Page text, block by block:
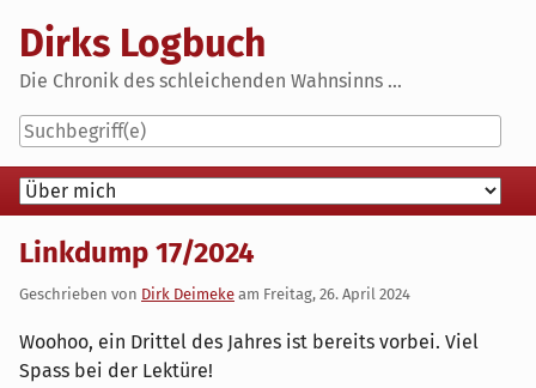
content
Dirks Logbuch
Die Chronik des schleichenden Wahnsinns ...
Navigation
Linkdump 17/2024
Geschrieben von Dirk Deimeke am Freitag, 26. April 2024
Woohoo, ein Drittel des Jahres ist bereits vorbei. Viel
Spass bei der Lektüre!